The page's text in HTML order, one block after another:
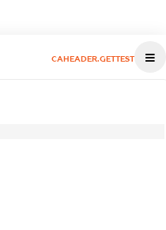
CAHEADER.GETTEST